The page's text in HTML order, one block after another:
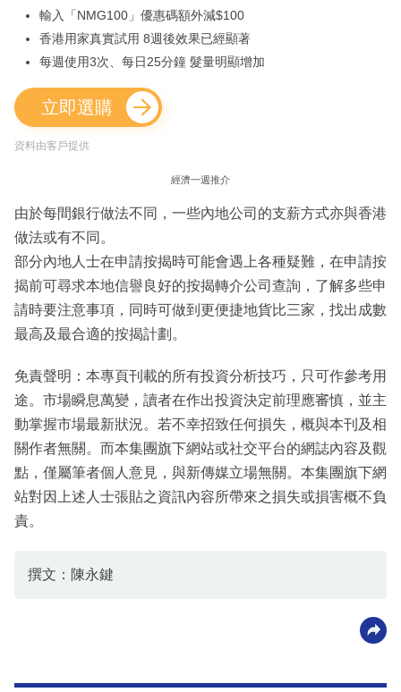
輸入「NMG100」優惠碼額外減$100
香港用家真實試用 8週後效果已經顯著
每週使用3次、每日25分鐘 髮量明顯增加
立即選購
資料由客戶提供
經濟一週推介
由於每間銀行做法不同，一些內地公司的支薪方式亦與香港
做法或有不同。
部分內地人士在申請按揭時可能會遇上各種疑難，在申請按
揭前可尋求本地信譽良好的按揭轉介公司查詢，了解多些申
請時要注意事項，同時可做到更便捷地貨比三家，找出成數
最高及最合適的按揭計劃。
免責聲明：本專頁刊載的所有投資分析技巧，只可作參考用
途。市場瞬息萬變，讀者在作出投資決定前理應審慎，並主
動掌握市場最新狀況。若不幸招致任何損失，概與本刊及相
關作者無關。而本集團旗下網站或社交平台的網誌內容及觀
點，僅屬筆者個人意見，與新傳媒立場無關。本集團旗下網
站對因上述人士張貼之資訊內容所帶來之損失或損害概不負
責。
撰文：陳永鍵